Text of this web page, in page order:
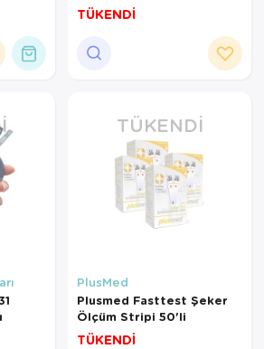
TÜKENDİ
TÜKENDI
PlusMed
Plusmed Fasttest Şeker
Ölçüm Stripi 50'li
TÜKENDİ